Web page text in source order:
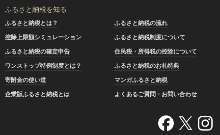
ふるさと納税を知る
ふるさと納税とは？
ふるさと納税の流れ
控除上限額シミュレーション
ふるさと納税制度について
ふるさと納税の確定申告
住民税・所得税の控除について
ワンストップ特例制度とは？
ふるさと納税のお礼特典
寄附金の使い道
マンガふるさと納税
企業版ふるさと納税とは
よくあるご質問・お問い合わせ